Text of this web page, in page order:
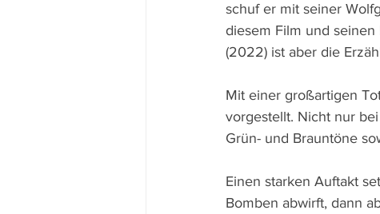
schuf er mit seiner
diesem Film und
(2022) ist aber die
Mit einer großartigen
vorgestellt. Nicht nur
Grün- und Brauntöne
Einen starken Auftakt
Bomben abwirft, dann